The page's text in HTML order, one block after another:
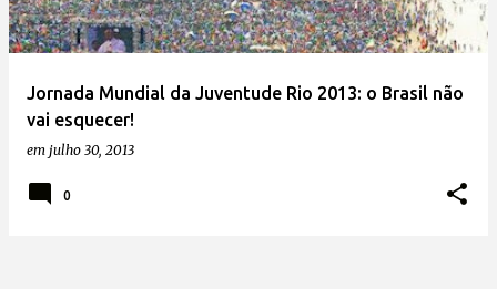
Jornada Mundial da Juventude Rio 2013: o Brasil não
vai esquecer!
em julho 30, 2013
0